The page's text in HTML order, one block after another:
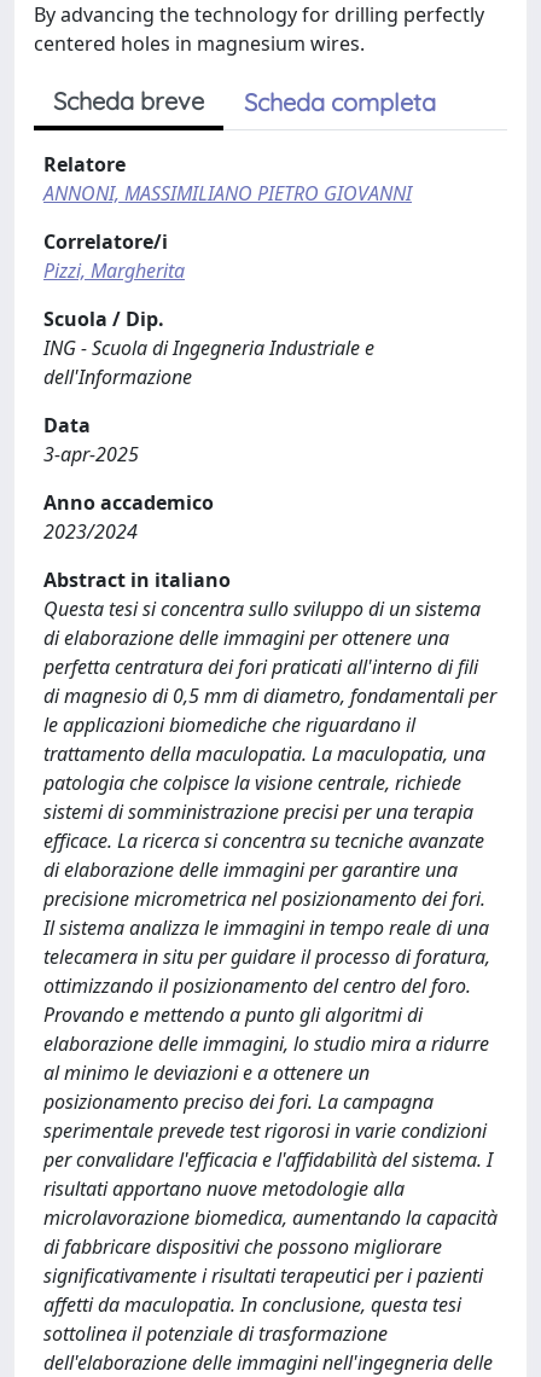
By advancing the technology for drilling perfectly
centered holes in magnesium wires.
Scheda breve Scheda completa
Relatore
ANNONI, MASSIMILIANO PIETRO GIOVANNI
Correlatore/i
Pizzi, Margherita
Scuola / Dip.
ING - Scuola di Ingegneria Industriale e
dell'Informazione
Data
3-apr-2025
Anno accademico
2023/2024
Abstract in italiano
Questa tesi si concentra sullo sviluppo di un sistema
di elaborazione delle immagini per ottenere una
perfetta centratura dei fori praticati all'interno di fili
di magnesio di 0,5 mm di diametro, fondamentali per
le applicazioni biomediche che riguardano il
trattamento della maculopatia. La maculopatia, una
patologia che colpisce la visione centrale, richiede
sistemi di somministrazione precisi per una terapia
efficace. La ricerca si concentra su tecniche avanzate
di elaborazione delle immagini per garantire una
precisione micrometrica nel posizionamento dei fori.
Il sistema analizza le immagini in tempo reale di una
telecamera in situ per guidare il processo di foratura,
ottimizzando il posizionamento del centro del foro.
Provando e mettendo a punto gli algoritmi di
elaborazione delle immagini, lo studio mira a ridurre
al minimo le deviazioni e a ottenere un
posizionamento preciso dei fori. La campagna
sperimentale prevede test rigorosi in varie condizioni
per convalidare l'efficacia e l'affidabilità del sistema. I
risultati apportano nuove metodologie alla
microlavorazione biomedica, aumentando la capacità
di fabbricare dispositivi che possono migliorare
significativamente i risultati terapeutici per i pazienti
affetti da maculopatia. In conclusione, questa tesi
sottolinea il potenziale di trasformazione
dell'elaborazione delle immagini nell'ingegneria delle